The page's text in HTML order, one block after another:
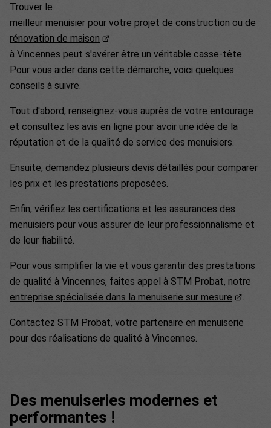
Trouver le
meilleur menuisier pour votre projet de construction ou de
rénovation de maison
à Vincennes peut s'avérer être un véritable casse-tête.
Pour vous aider dans cette démarche, voici quelques
conseils à suivre.
Tout d'abord, renseignez-vous auprès de votre entourage
et consultez les avis en ligne pour avoir une idée de la
réputation et de la qualité de service des menuisiers.
Ensuite, demandez plusieurs devis détaillés pour comparer
les prix et les prestations proposées.
Enfin, vérifiez les certifications et les assurances des
menuisiers pour vous assurer de leur professionnalisme et
de leur fiabilité.
Pour vous simplifier la vie et vous garantir des prestations
de qualité à Vincennes, faites appel à STM Probat, notre
entreprise spécialisée dans la menuiserie sur mesure
Contactez STM Probat, votre partenaire en menuiserie
pour des réalisations de qualité à Vincennes.
Des menuiseries modernes et
performantes !